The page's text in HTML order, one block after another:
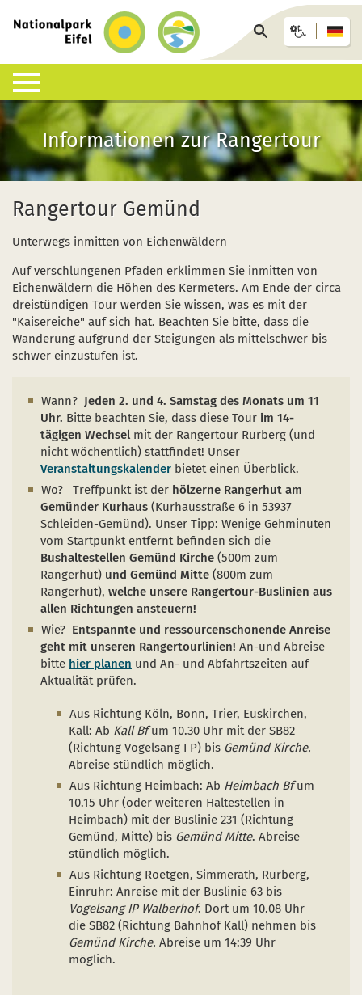
Startseite
Seite
durchsuchen
Lebensraum Nationalpark
Was ist ein Nationalpark?
Besondere Tiere und Pflanzen
Artenliste
Lebensräume
Geologie, Böden und Klima
Forschung im Nationalpark
Absterbende Fichten machen Platz für heimische
Der Wolf kehrt zurück
Nationalpark erleben
Veranstaltungen
Aktuelles
Geführte Wanderungen
Auf eigene Faust
Wandervorschläge
Wildnis-Trail
Schulen und Kitas
Barrierefrei unterwegs
Sternenpark
Erlebnisregion Nationalpark Eifel
Start- und Treffpunkte
Infohäuser & Einrichtungen
Nationalpark-Zentrum Eifel
Nationalpark-Tore
Nationalpark-Infopunkte
Wildniswerkstatt Düttling
Natur-Erlebnis-Treff (NEsT) Jugendwaldheim
Nationalpark-Schulen
Anreise & Unterkunft
Anreise
Nationalpark-Gastgeber
Arrangements & Pauschalen
GästeCard
Fahrtziel Natur
Infothek
Pressemitteilungen
Sozioökonomisches Monitoring
Downloads
Motorradfahrende
Einsatz von Drohnen
Fan-Artikel zum Nationalpark
Kurzfilme
Afrikanische Schweinepest
FAQ
einem neuen Fenster)
sich in einem neuen Fenster)
sich in einem neuen Fenster)
Informationen zur Rangertour
Rangertour Gemünd
Unterwegs inmitten von Eichenwäldern
Auf verschlungenen Pfaden erklimmen Sie inmitten von
Eichenwäldern die Höhen des Kermeters. Am Ende der circa
dreistündigen Tour werden Sie wissen, was es mit der
"Kaisereiche" auf sich hat. Beachten Sie bitte, dass die
Wanderung aufgrund der Steigungen als mittelschwer bis
schwer einzustufen ist.
Wann? Jeden 2. und 4. Samstag des Monats um 11
Uhr. Bitte beachten Sie, dass diese Tour im 14-
tägigen Wechselmit der Rangertour Rurberg (und
nicht wöchentlich) stattfindet! Unser
Veranstaltungskalender bietet einen Überblick.
Wo? Treffpunkt ist der hölzerne Rangerhut am
Gemünder Kurhaus (Kurhausstraße 6 in 53937
Schleiden-Gemünd). Unser Tipp: Wenige Gehminuten
vom Startpunkt entfernt befinden sich die
Bushaltestellen Gemünd Kirche (500m zum
Rangerhut) und Gemünd Mitte (800m zum
Rangerhut), welche unsere Rangertour-Buslinien aus
allen Richtungen ansteuern!
Wie? Entspannte und ressourcenschonende Anreise
geht mit unseren Rangertourlinien! An-und Abreise
bitte hier planen und An- und Abfahrtszeiten auf
Aktualität prüfen.
Aus Richtung Köln, Bonn, Trier, Euskirchen,
Kall: Ab Kall Bfum 10.30 Uhr mit der SB82
(Richtung Vogelsang I P) bis Gemünd Kirche.
Abreise stündlich möglich.
Aus Richtung Heimbach: Ab Heimbach Bfum
10.15 Uhr (oder weiteren Haltestellen in
Heimbach) mit der Buslinie 231 (Richtung
Gemünd, Mitte) bis Gemünd Mitte. Abreise
stündlich möglich.
Aus Richtung Roetgen, Simmerath, Rurberg,
Einruhr: Anreise mit der Buslinie 63 bis
Vogelsang IP Walberhof. Dort um 10.08 Uhr
die SB82 (Richtung Bahnhof Kall) nehmen bis
Gemünd Kirche. Abreise um 14:39 Uhr
möglich.